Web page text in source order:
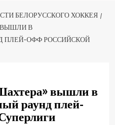
БЕЛОРУССКОГО ХОККЕЯ
ВЫШЛИ В
ПЛЕЙ-ОФФ РОССИЙСКОЙ
вышли в
раунд плей-